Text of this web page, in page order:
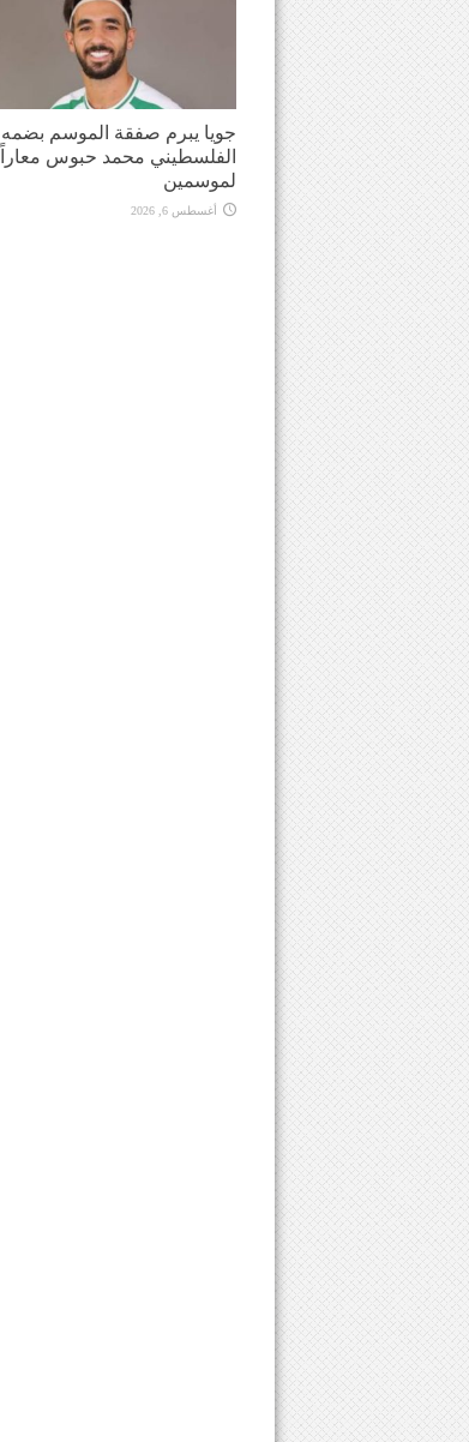
جويا يبرم صفقة الموسم بضمه
الفلسطيني محمد حبوس معاراً
لموسمين
أغسطس 6, 2026